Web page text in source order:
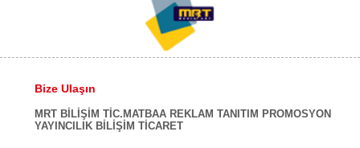
Bize Ulaşın
MRT BİLİŞİM TİC.MATBAA REKLAM TANITIM PROMOSYON
YAYINCILIK BİLİŞİM TİCARET